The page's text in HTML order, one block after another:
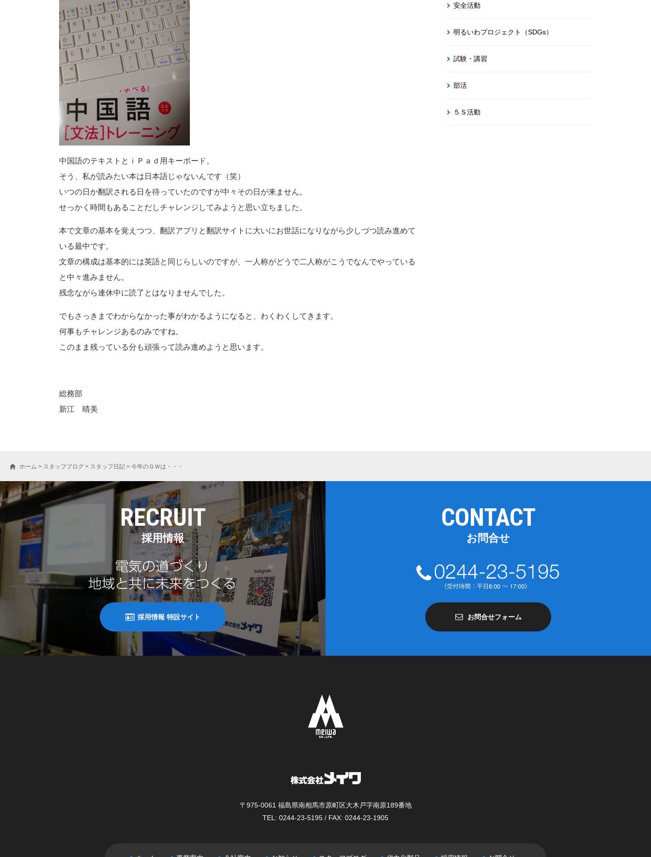
中国語のテキストとｉＰａｄ用キーボード。
そう、私が読みたい本は日本語じゃないんです（笑）
いつの日か翻訳される日を待っていたのですが中々その日が来ません。
せっかく時間もあることだしチャレンジしてみようと思い立ちました。
本で文章の基本を覚えつつ、翻訳アプリと翻訳サイトに大いにお世話になりながら少しづつ読み進めて
いる最中です。
文章の構成は基本的には英語と同じらしいのですが、一人称がどうで二人称がこうでなんでやっている
と中々進みません。
残念ながら連休中に読了とはなりませんでした。
でもさっきまでわからなかった事がわかるようになると、わくわくしてきます。
何事もチャレンジあるのみですね。
このまま残っている分も頑張って読み進めようと思います。
総務部
新江 晴美
安全活動
明るいわプロジェクト（SDGs）
試験・講習
部活
５Ｓ活動
ホーム > スタッフブログ > スタッフ日記 > 今年のＧＷは・・・
RECRUIT
採用情報
採用情報 特設サイト
CONTACT
お問合せ
お問合せフォーム
〒975-0061 福島県南相馬市原町区大木戸字南原189番地
TEL: 0244-23-5195 / FAX: 0244-23-1905